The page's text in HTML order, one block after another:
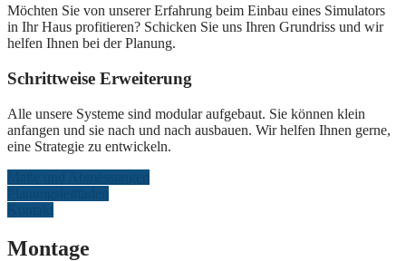
Möchten Sie von unserer Erfahrung beim Einbau eines Simulators
in Ihr Haus profitieren? Schicken Sie uns Ihren Grundriss und wir
helfen Ihnen bei der Planung.
Schrittweise Erweiterung
Alle unsere Systeme sind modular aufgebaut. Sie können klein
anfangen und sie nach und nach ausbauen. Wir helfen Ihnen gerne,
eine Strategie zu entwickeln.
Montage